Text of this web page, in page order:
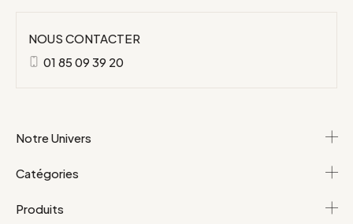
NOUS CONTACTER
01 85 09 39 20
Notre Univers
Catégories
Produits